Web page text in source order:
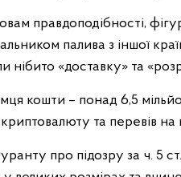
правдоподібності,
палива з іншої
нібито «доставку» та
кошти – понад 6,5
та перевів на
про підозру за ч. 5